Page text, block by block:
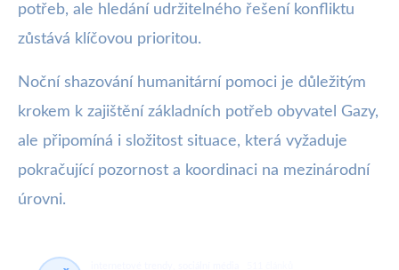
potřeb, ale hledání udržitelného řešení konfliktu
zůstává klíčovou prioritou.
Noční shazování humanitární pomoci je důležitým
krokem k zajištění základních potřeb obyvatel Gazy,
ale připomíná i složitost situace, která vyžaduje
pokračující pozornost a koordinaci na mezinárodní
úrovni.